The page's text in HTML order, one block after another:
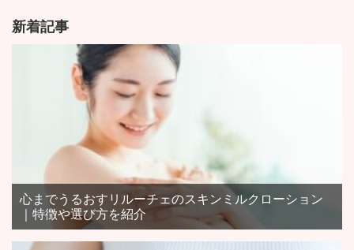
新着記事
心までうるおすリルーチェのスキンミルクローション
｜特徴や選び方を紹介